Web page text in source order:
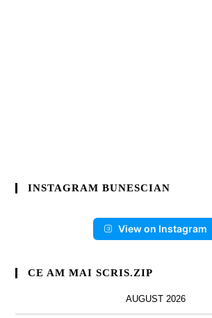
INSTAGRAM BUNESCIAN
View on Instagram
CE AM MAI SCRIS.ZIP
AUGUST 2026